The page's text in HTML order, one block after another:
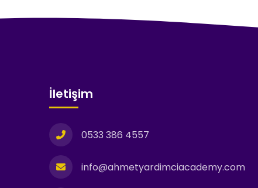
İletişim
0533 386 4557
info@ahmetyardimciacademy.com